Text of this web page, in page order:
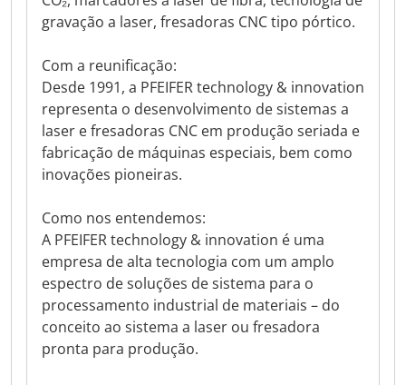
gravação a laser, fresadoras CNC tipo pórtico.
Com a reunificação:
Desde 1991, a PFEIFER technology & innovation
representa o desenvolvimento de sistemas a
laser e fresadoras CNC em produção seriada e
fabricação de máquinas especiais, bem como
inovações pioneiras.
Como nos entendemos:
A PFEIFER technology & innovation é uma
empresa de alta tecnologia com um amplo
espectro de soluções de sistema para o
processamento industrial de materiais – do
conceito ao sistema a laser ou fresadora
pronta para produção.